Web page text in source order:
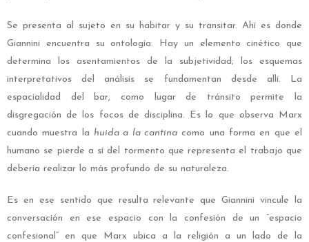
Se presenta al sujeto en su habitar y su transitar. Ahí es donde
Giannini encuentra su ontología. Hay un elemento cinético que
determina los asentamientos de la subjetividad; los esquemas
interpretativos del análisis se fundamentan desde allí. La
espacialidad del bar, como lugar de tránsito permite la
disgregación de los focos de disciplina. Es lo que observa Marx
cuando muestra la huida a la cantina como una forma en que el
humano se pierde a sí del tormento que representa el trabajo que
debería realizar lo más profundo de su naturaleza.
Es en ese sentido que resulta relevante que Giannini vincule la
conversación en ese espacio con la confesión de un “espacio
confesional” en que Marx ubica a la religión a un lado de la